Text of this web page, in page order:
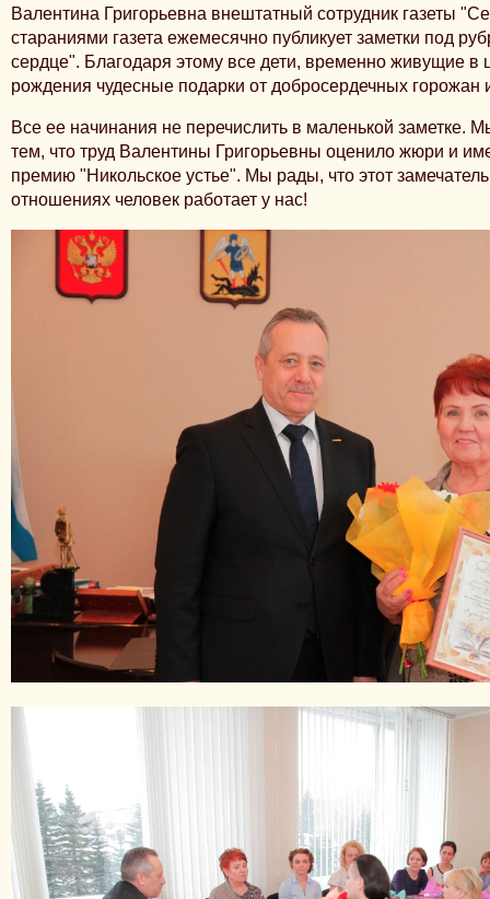
Валентина Григорьевна внештатный сотрудник газеты
стараниями газета ежемесячно публикует заметки под
сердце". Благодаря этому все дети, временно живущие в
рождения чудесные подарки от добросердечных горожан
Все ее начинания не перечислить в маленькой заметке.
тем, что труд Валентины Григорьевны оценило жюри и
премию "Никольское устье". Мы рады, что этот
отношениях человек работает у нас!